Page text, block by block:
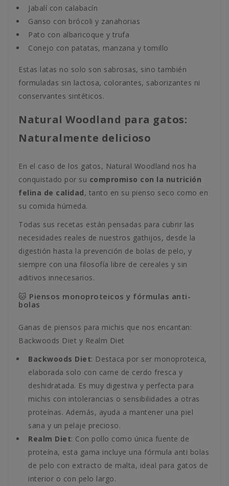
Jabalí con calabacín
Ganso con brócoli y zanahorias
Pato con albaricoque y trufa
Conejo con patatas, manzana y tomillo
Estas latas no solo son sabrosas, sino también
formuladas sin lactosa, colorantes, saborizantes ni
conservantes sintéticos.
Natural Woodland para gatos:
Naturalmente delicioso
En el caso de los gatos, Natural Woodland nos ha
conquistado por su compromiso con la nutrición
felina de calidad, tanto en su pienso seco como en
su comida húmeda.
Todas sus recetas están pensadas para cubrir las
necesidades reales de nuestros gathijos, desde la
digestión hasta la prevención de bolas de pelo, y
siempre con una filosofía libre de cereales y sin
aditivos innecesarios.
🐱 Piensos monoproteicos y fórmulas anti-
bolas
Ganas de piensos para michis que nos encantan:
Backwoods Diet y Realm Diet
Backwoods Diet: Destaca por ser monoproteica,
elaborada solo con carne de cerdo fresca y
deshidratada. Es muy digestiva y perfecta para
michis con intolerancias o sensibilidades a otras
proteínas. Además, ayuda a mantener una piel
sana y un pelaje precioso.
Realm Diet: Con pollo como única fuente de
proteína, esta gama incluye una fórmula anti bolas
de pelo con extracto de malta, ideal para gatos de
interior o con pelo largo.